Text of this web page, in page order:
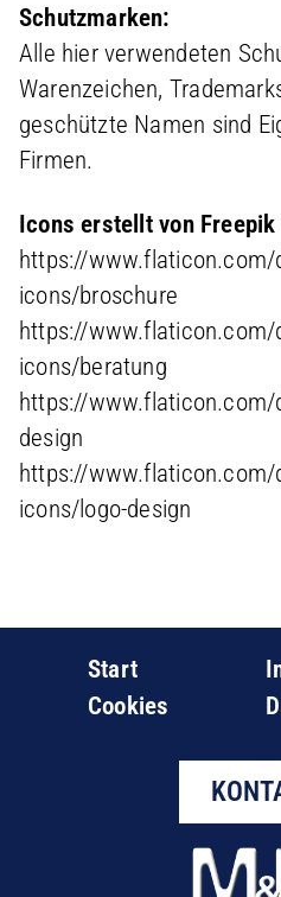
Schutzmarken:
Alle hier verwendeten
Warenzeichen,
geschützte Namen sind
Firmen.
Icons erstellt von
https://www.flaticon.com/
icons/broschure
https://www.flaticon.com/
icons/beratung
https://
design
https://www.flaticon.com/
icons/logo-design
Start
Cookies